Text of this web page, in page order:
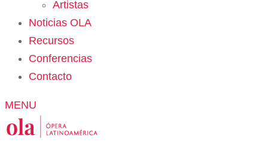
Artistas
Noticias OLA
Recursos
Conferencias
Contacto
MENU